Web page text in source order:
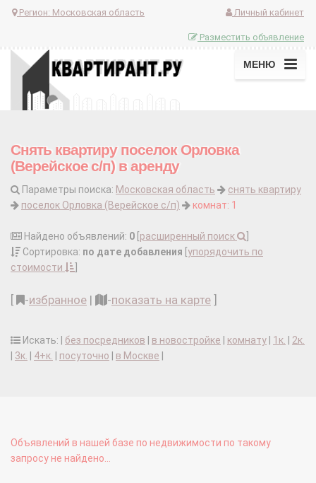
Регион: Московская область Личный кабинет
Разместить объявление
МЕНЮ
Снять квартиру поселок Орловка
(Верейское с/п) в аренду
Параметры поиска: Московская область
снять квартиру
поселок Орловка (Верейское с/п)
комнат: 1
Найдено объявлений: 0 расширенный поиск
Сортировка: по дате добавления упорядочить по
стоимости
-избранное | -показать на карте
Искать: | без посредников в новостройке комнату 1к.
2к.
3к. 4+к. посуточно в Москве
Объявлений в нашей базе по недвижимости по такому
запросу не найдено...